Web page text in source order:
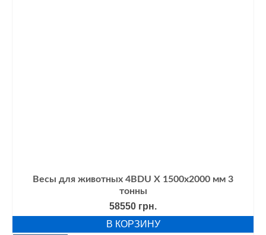
Весы для животных 4BDU Х 1500х2000 мм 3
тонны
58550 грн.
В КОРЗИНУ